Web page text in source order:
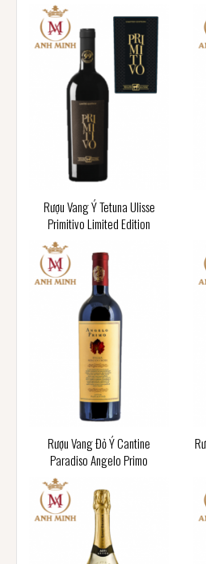
Rượu Vang Ý Tetuna Ulisse
Primitivo Limited Edition
Rượu Vang Đỏ Ý Cantine
Paradiso Angelo Primo